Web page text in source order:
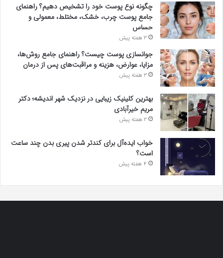
چگونه نوع پوست خود را تشخیص دهیم؟ راهنمای
جامع پوست چرب، خشک، مختلط، معمولی و
حساس
3 هفته پیش
جوانسازی پوست چیست؟ راهنمای جامع روش‌ها،
مزایا، عوارض، هزینه و مراقبت‌های پس از درمان
3 هفته پیش
بهترین کلینیک زیبایی در نزدیک شهر اندیشه؛ دکتر
مریم خیرآبادی
3 هفته پیش
خواب ایده‌آل برای کندتر شدن پیری بدن چند ساعت
است؟
4 هفته پیش